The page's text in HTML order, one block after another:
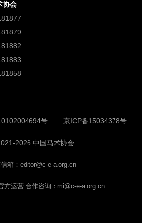
协会
号 京ICP备15034378号
2026 中国马术协会
箱：editor@c-e-a.org.cn
方运营 合作咨询：mi@c-e-a.org.cn